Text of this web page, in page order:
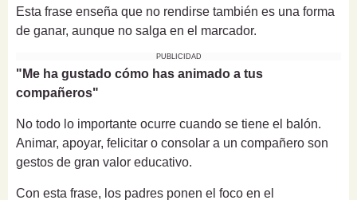
Esta frase enseña que no rendirse también es una forma
de ganar, aunque no salga en el marcador.
PUBLICIDAD
"Me ha gustado cómo has animado a tus
compañeros"
No todo lo importante ocurre cuando se tiene el balón.
Animar, apoyar, felicitar o consolar a un compañero son
gestos de gran valor educativo.
Con esta frase, los padres ponen el foco en el